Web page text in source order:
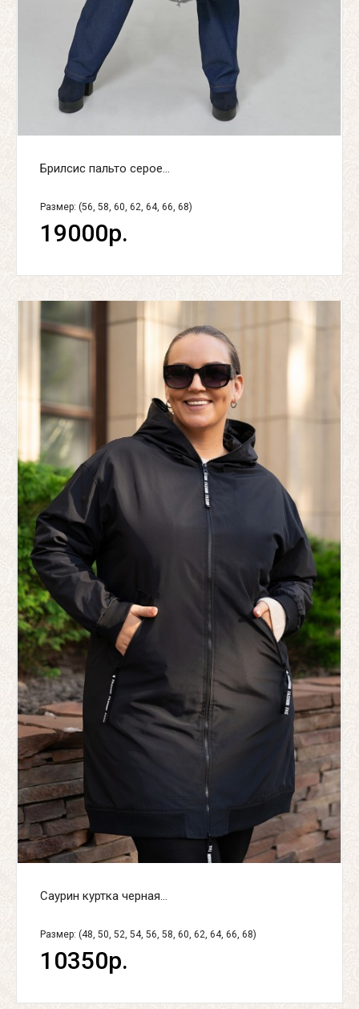
Брилсис пальто серое...
Размер: (56, 58, 60, 62, 64, 66, 68)
19000р.
Саурин куртка черная...
Размер: (48, 50, 52, 54, 56, 58, 60, 62, 64, 66, 68)
10350р.